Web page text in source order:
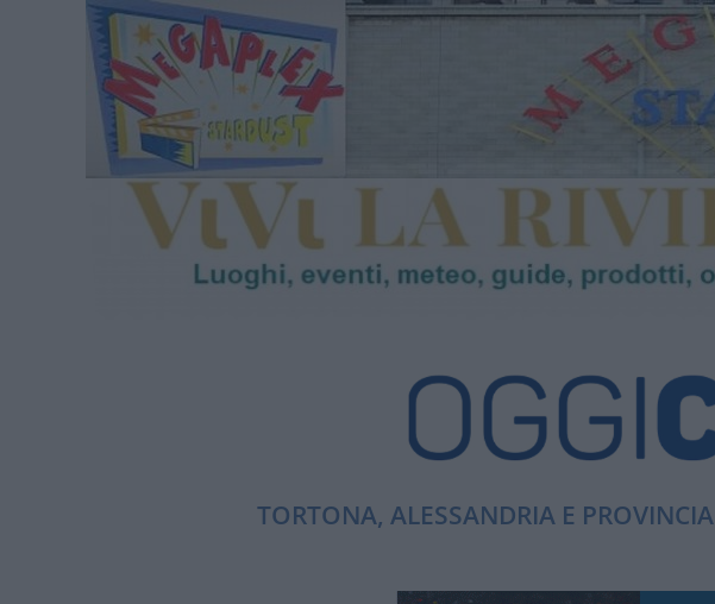
TORTONA, ALESSANDRIA E PROVINCIA